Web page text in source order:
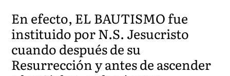
En efecto, EL BAUTISMO fue
instituido por N.S. Jesucristo
cuando después de su
Resurrección y antes de ascender